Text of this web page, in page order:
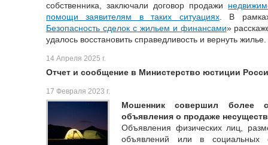
собственника, заключали договор продажи
помощи заявителям в таких ситуациях. В
Безопасность сделок с жильем и финансами»
удалось восстановить справедливость и вернуть жилье.
14 Апреля 2025 г.
Отчет и сообщение в Министерство юстиции
17 Февраля 2023 г.
Мошенник совершил более
объявления о продаже
Объявления физических лиц,
объявлений или в социальных